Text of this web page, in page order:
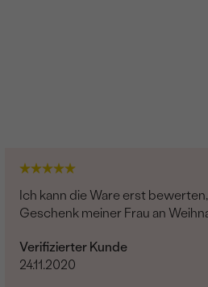
Ich kann die Ware erst
Geschenk meiner Frau an
Verifizierter Kunde
24.11.2020